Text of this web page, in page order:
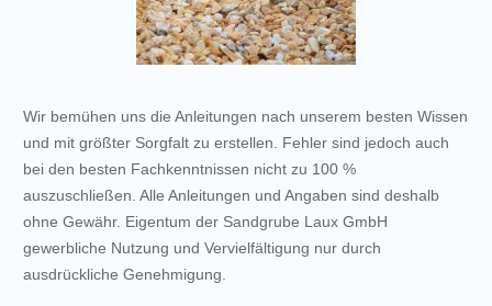
Wir bemühen uns die Anleitungen nach unserem besten Wissen
und mit größter Sorgfalt zu erstellen. Fehler sind jedoch auch
bei den besten Fachkenntnissen nicht zu 100 %
auszuschließen. Alle Anleitungen und Angaben sind deshalb
ohne Gewähr. Eigentum der Sandgrube Laux GmbH
gewerbliche Nutzung und Vervielfältigung nur durch
ausdrückliche Genehmigung.